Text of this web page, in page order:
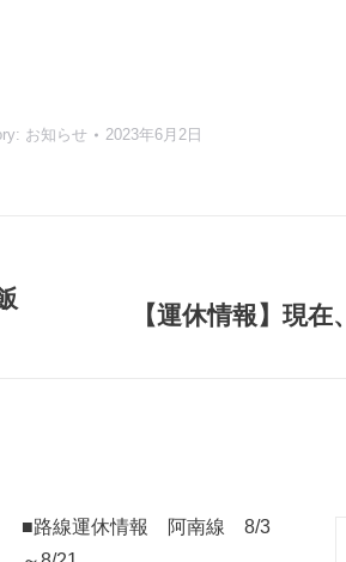
お知らせ 2023年6月2日
Next【運休情報】現
■路線運休情報 阿南線 8/3